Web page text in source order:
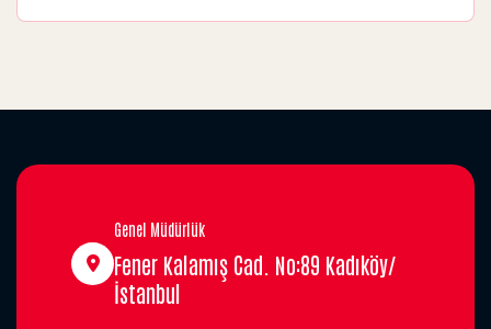
Genel Müdürlük
Fener Kalamış Cad. No:89 Kadıköy/
İstanbul